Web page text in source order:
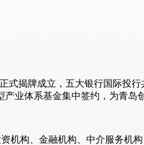
式揭牌成立，五大银行国际投
业体系基金集中签约，为青岛
机构、金融机构、中介服务机